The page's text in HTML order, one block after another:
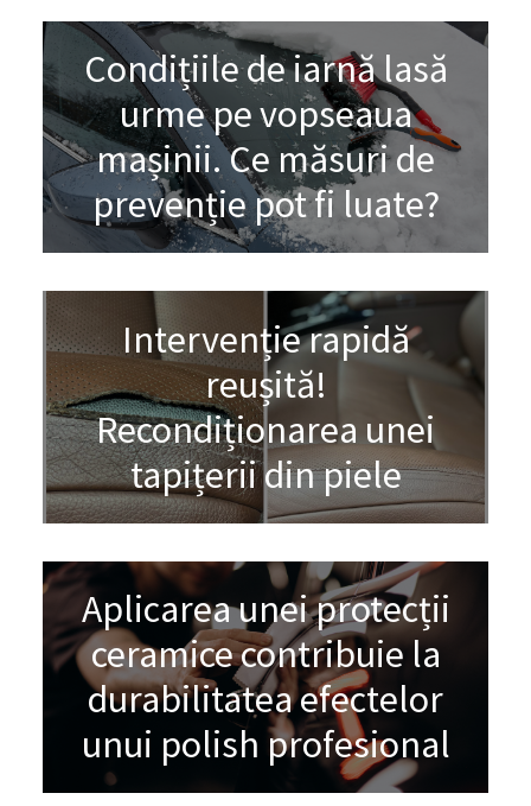
Condițiile de iarnă lasă
urme pe vopseaua
mașinii. Ce măsuri de
prevenție pot fi luate?
Intervenție rapidă
reușită!
Recondiționarea unei
tapițerii din piele
Aplicarea unei protecții
ceramice contribuie la
durabilitatea efectelor
unui polish profesional